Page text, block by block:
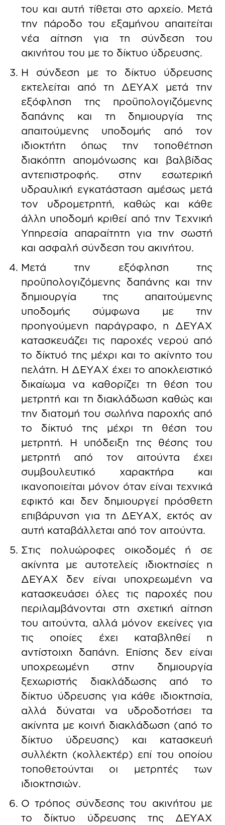
του και αυτή τίθεται στο αρχείο. Μετά
την πάροδο του εξαμήνου απαιτείται
νέα αίτηση για τη σύνδεση του
ακινήτου του με το δίκτυο ύδρευσης.
Η σύνδεση με το δίκτυο ύδρευσης
εκτελείται από τη ΔΕΥΑΧ μετά την
εξόφληση της προϋπολογιζόμενης
δαπάνης και τη δημιουργία της
απαιτούμενης υποδομής από τον
ιδιοκτήτη όπως την τοποθέτηση
διακόπτη απομόνωσης και βαλβίδας
αντεπιστροφής. στην εσωτερική
υδραυλική εγκατάσταση αμέσως μετά
τον υδρομετρητή, καθώς και κάθε
άλλη υποδομή κριθεί από την Τεχνική
Υπηρεσία απαραίτητη για την σωστή
και ασφαλή σύνδεση του ακινήτου.
Μετά την εξόφληση της
προϋπολογιζόμενης δαπάνης και την
δημιουργία της απαιτούμενης
υποδομής σύμφωνα με την
προηγούμενη παράγραφο, η ΔΕΥΑΧ
κατασκευάζει τις παροχές νερού από
το δίκτυό της μέχρι και το ακίνητο του
πελάτη. Η ΔΕΥΑΧ έχει το αποκλειστικό
δικαίωμα να καθορίζει τη θέση του
μετρητή και τη διακλάδωση καθώς και
την διατομή του σωλήνα παροχής από
το δίκτυό της μέχρι τη θέση του
μετρητή. Η υπόδειξη της θέσης του
μετρητή από τον αιτούντα έχει
συμβουλευτικό χαρακτήρα και
ικανοποιείται μόνον όταν είναι τεχνικά
εφικτό και δεν δημιουργεί πρόσθετη
επιβάρυνση για τη ΔΕΥΑΧ, εκτός αν
αυτή καταβάλλεται από τον αιτούντα.
Στις πολυώροφες οικοδομές ή σε
ακίνητα με αυτοτελείς ιδιοκτησίες η
ΔΕΥΑΧ δεν είναι υποχρεωμένη να
κατασκευάσει όλες τις παροχές που
περιλαμβάνονται στη σχετική αίτηση
του αιτούντα, αλλά μόνον εκείνες για
τις οποίες έχει καταβληθεί η
αντίστοιχη δαπάνη. Επίσης δεν είναι
υποχρεωμένη στην δημιουργία
ξεχωριστής διακλάδωσης από το
δίκτυο ύδρευσης για κάθε ιδιοκτησία,
αλλά δύναται να υδροδοτήσει τα
ακίνητα με κοινή διακλάδωση (από το
δίκτυο ύδρευσης) και κατασκευή
συλλέκτη (κολλεκτέρ) επί του οποίου
τοποθετούνται οι μετρητές των
ιδιοκτησιών.
Ο τρόπος σύνδεσης του ακινήτου με
το δίκτυο ύδρευσης της ΔΕΥΑΧ